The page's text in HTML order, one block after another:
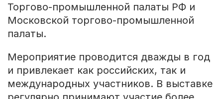
Торгово-промышленной палаты РФ и
Московской торгово-промышленной
палаты.
Мероприятие проводится дважды в год
и привлекает как российских, так и
международных участников. В выставке